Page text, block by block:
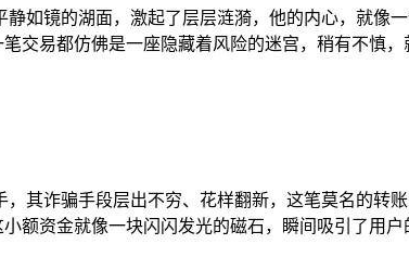
如镜的湖面，激起了层层涟漪，他的内心，就像
交易都仿佛是一座隐藏着风险的迷宫，稍有不慎，
其诈骗手段层出不穷、花样翻新，这笔莫名的转
额资金就像一块闪闪发光的磁石，瞬间吸引了用户